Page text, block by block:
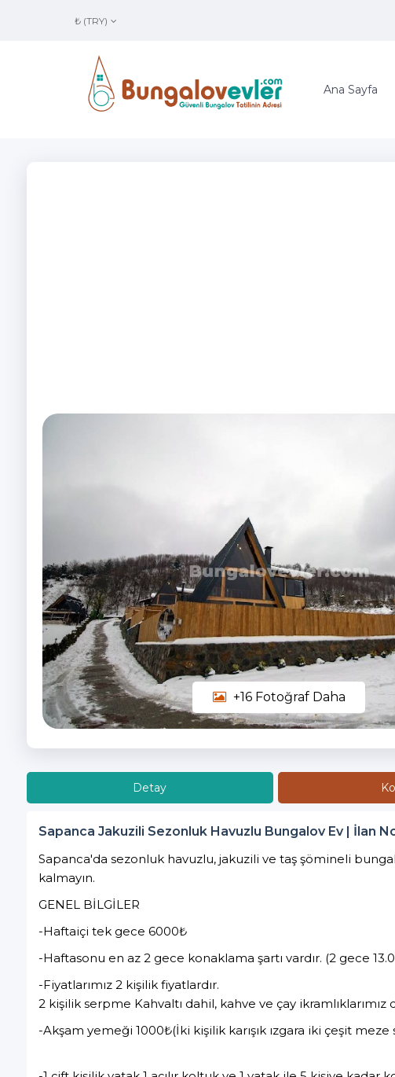
₺ (TRY)
Ana Sayfa
+16 Fotoğraf Daha
Detay
Sapanca Jakuzili Sezonluk Havuzlu Bungalov Ev | İlan
Sapanca'da sezonluk havuzlu, jakuzili ve taş şömineli
kalmayın.
GENEL BİLGİLER
-Haftaiçi tek gece 6000₺
-Haftasonu en az 2 gece konaklama şartı vardır. (2 gece
-Fiyatlarımız 2 kişilik fiyatlardır.
2 kişilik serpme Kahvaltı dahil, kahve ve çay
-Akşam yemeği 1000₺(İki kişilik karışık ızgara iki çeşit meze